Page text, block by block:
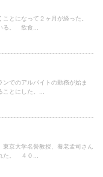
ことになって２ヶ月が経った。
る。 飲食...
でのアルバイトの勤務が始ま
とにした。...
京大学名誉教授、養老孟司さん
た。 ４０...